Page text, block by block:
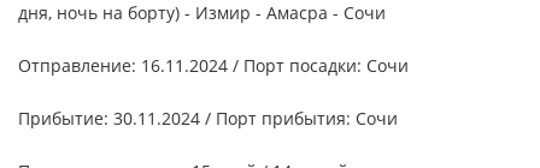
дня, ночь на борту) - Измир - Амасра - Сочи
Отправление: 16.11.2024 / Порт посадки: Сочи
Прибытие: 30.11.2024 / Порт прибытия: Сочи